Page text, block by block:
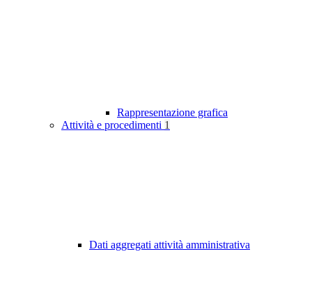
Rappresentazione grafica
Attività e procedimenti 1
Dati aggregati attività amministrativa